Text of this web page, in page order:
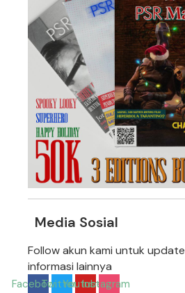
Media Sosial
Follow akun kami untuk update
informasi lainnya
FacebookTwitterYoutubeInstagram